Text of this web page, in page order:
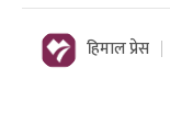
हिमाल प्रेस